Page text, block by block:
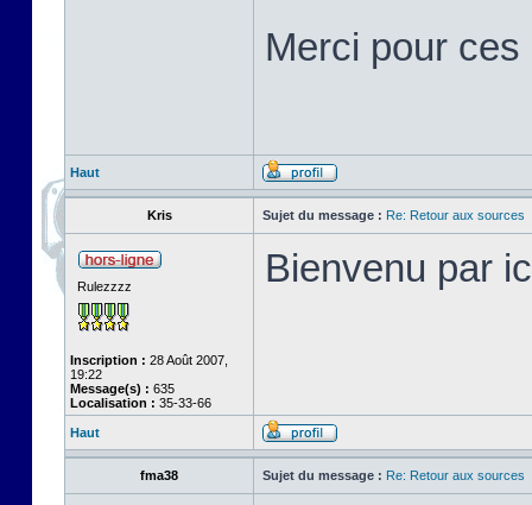
Merci pour ces
Haut
Kris Sujet du message : Re: Retour aux sources
Rulezzzz
Inscription : 28 Août 2007,
19:22
Message(s) : 635
Localisation : 35-33-66
Bienvenu par
Haut
fma38 Sujet du message : Re: Retour aux sources